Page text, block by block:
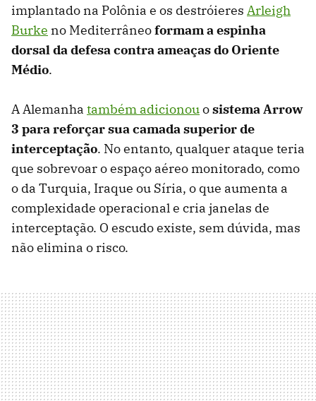
implantado na Polônia e os destróieres Arleigh
Burke no Mediterrâneoformam a espinha
dorsal da defesa contra ameaças do Oriente
Médio.
A Alemanha também adicionouosistema Arrow
3 para reforçar sua camada superior de
interceptação. No entanto, qualquer ataque teria
que sobrevoar o espaço aéreo monitorado, como
o da Turquia, Iraque ou Síria, o que aumenta a
complexidade operacional e cria janelas de
interceptação. O escudo existe, sem dúvida, mas
não elimina o risco.